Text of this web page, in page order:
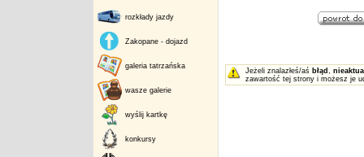
rozkłady jazdy
Zakopane - dojazd
galeria tatrzańska
wasze galerie
wyślij kartkę
konkursy
Jeżeli znalazłeś/aś błąd ,
zawartość tej strony i możesz je